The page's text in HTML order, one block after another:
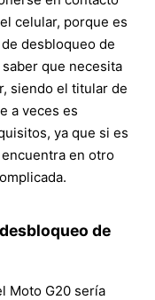
celular, porque es
desbloqueo de
que necesita
siendo el titular de
a veces es
ya que si es
en otro
de
Moto G20 sería